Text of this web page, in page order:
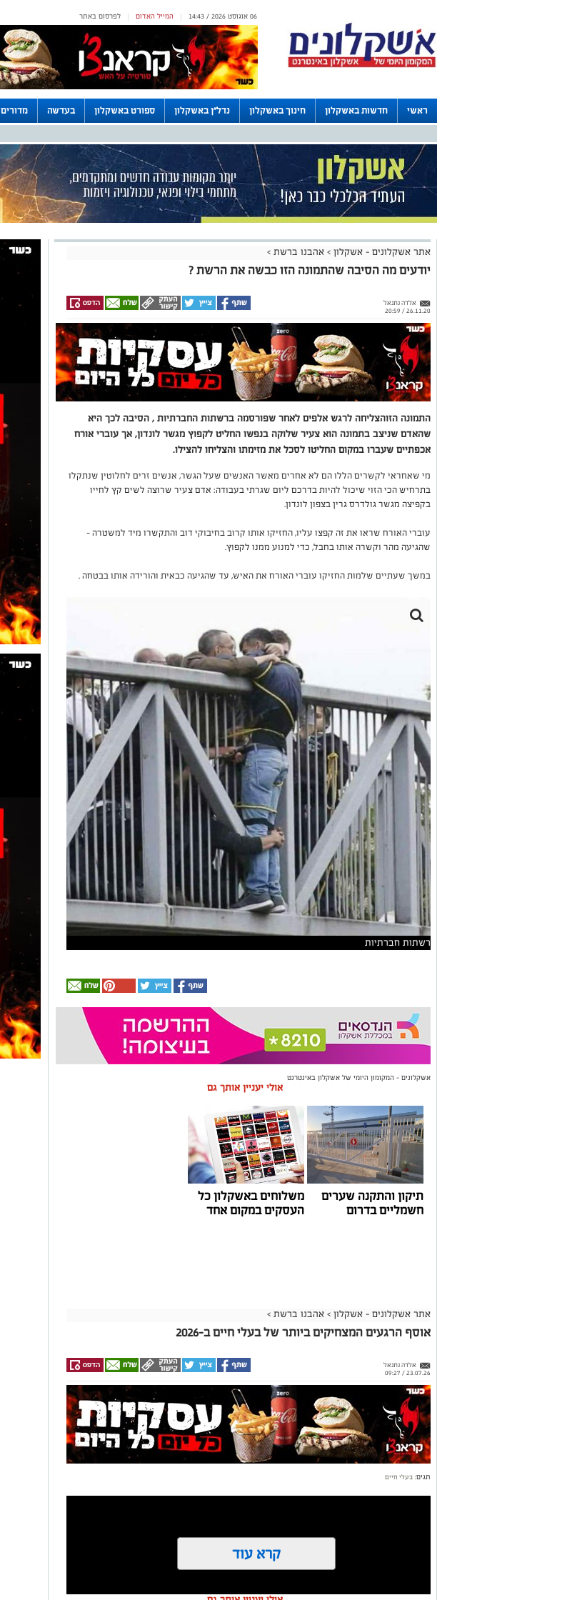
לפרסום באתר | המייל האדום | 06 אוגוסט 2026 / 14:43
ראשי חדשות באשקלון חינוך באשקלון נדל"ן באשקלון ספורט באשקלון בעדשה מדורים
אתר אשקלונים - אשקלון > אהבנו ברשת >
יודעים מה הסיבה שהתמונה הזו כבשה את הרשת ?
אלדה נתנאל
26.11.20 / 20:59
התמונה הזוהצליחה לרגש אלפים לאחר שפורסמה ברשתות החברתיות , הסיבה לכך היא
שהאדם שניצב בתמונה הוא צעיר שלוקה בנפשו החליט לקפוץ מגשר לונדון, אך עוברי אורח
אכפתיים שעברו במקום החליטו לסכל את מזימתו והצליחו להצילו.
מי שאחראי לקשרים הללו הם לא אחרים מאשר האנשים שעל הגשר, אנשים זרים לחלוטין שנתקלו
בתרחיש הכי הזוי שיכול להיות בדרכם ליום שגרתי בעבודה: אדם צעיר שרוצה לשים קץ לחייו
בקפיצה מגשר גולדרס גרין בצפון לונדון.
עוברי האורח שראו את זה קפצו עליו, החזיקו אותו קרוב בחיבוקי דוב והתקשרו מיד למשטרה -
שהגיעה מהר וקשרה אותו בחבל, כדי למנוע ממנו לקפוץ.
במשך שעתיים שלמות החזיקו עוברי האורח את האיש, עד שהגיעה כבאית והורידה אותו בבטחה .
רשתות חברתיות
אשקלונים - המקומון היומי של אשקלון באינטרנט
אולי יעניין אותך גם
תיקון והתקנה שערים
חשמליים בדרום
משלוחים באשקלון כל
העסקים במקום אחד
אתר אשקלונים - אשקלון > אהבנו ברשת >
אוסף הרגעים המצחיקים ביותר של בעלי חיים ב-2026
אלדה נתנאל
23.07.26 / 09:27
תגים: בעלי חיים
קרא עוד